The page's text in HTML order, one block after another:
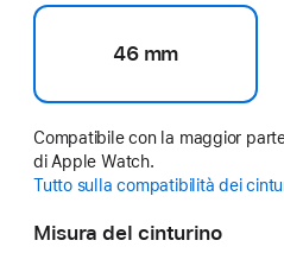
46 mm
Compatibile con la maggior
di Apple Watch.
Tutto sulla compatibilità dei
Misura del cinturino